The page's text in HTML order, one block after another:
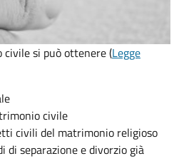
si può ottenere (Legge
civile
civili del matrimonio religioso
di separazione e divorzio già